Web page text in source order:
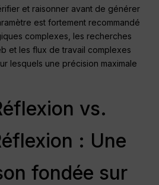
et raisonner avant de générer
est fortement recommandé
complexes, les recherches
et les flux de travail complexes
lesquels une précision maximale
vs.
: Une
fondée sur